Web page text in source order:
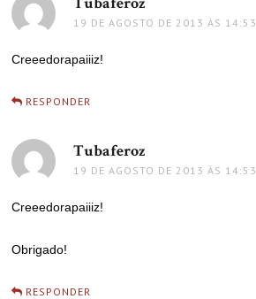
19 DE AGOSTO DE 2013 ÀS 14:53
Creeedorapaiiiz!
RESPONDER
Tubaferoz
19 DE AGOSTO DE 2013 ÀS 14:53
Creeedorapaiiiz!
Obrigado!
RESPONDER